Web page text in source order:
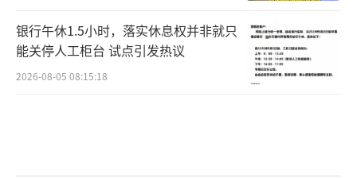
银行午休1.5小时，落实休息权并非就只
能关停人工柜台 试点引发热议
2026-08-05 08:15:18